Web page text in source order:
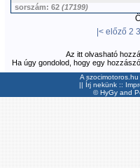
sorszám: 62 (17199)
|< előző 2 3
Az itt olvasható
Ha úgy gondolod, hogy egy
A
|| Írj nekünk ::
©HyGyand